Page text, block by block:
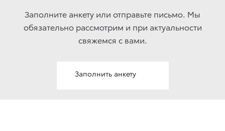
Заполните анкету или отправьте письмо. Мы
обязательно рассмотрим и при актуальности
свяжемcя с вами.
Заполнить анкету